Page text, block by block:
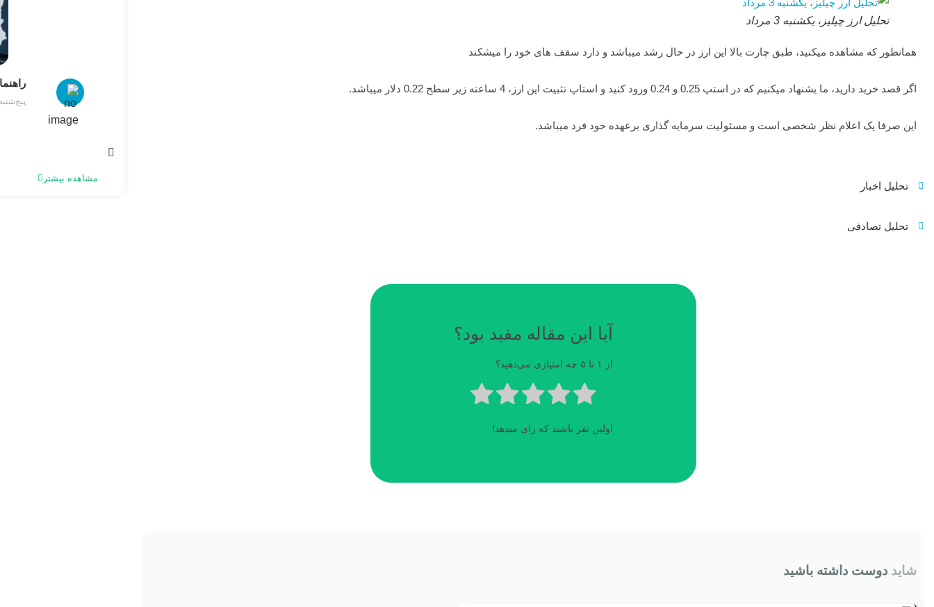
تحلیل ارز چیلیز، یکشنبه 3 مرداد
همانطور که مشاهده میکنید، طبق چارت بالا این ارز در حال رشد میباشد و دارد سقف های خود را میشکند
اگر قصد خرید دارید، ما یشنهاد میکنیم که در استپ 0.25 و 0.24 ورود کنید و استاپ تثبیت این ارز، 4 ساعته زیر سطح 0.22 دلار میباشد.
این صرفا یک اعلام نظر شخصی است و مسئولیت سرمایه گذاری برعهده خود فرد میباشد.
تحلیل اخبار
تحلیل تصادفی
آیا این مقاله مفید بود؟
از ۱ تا ۵ چه امتیازی می‌دهید؟
اولین نفر باشید که رای میدهد!
شاید دوست داشته باشید
پنج‌شنبه 12 فوریه
مشاهده بیشتر